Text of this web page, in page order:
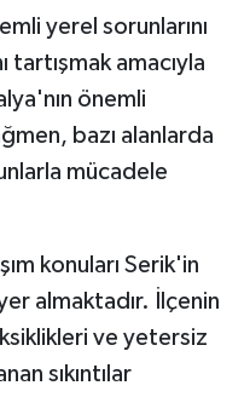
yerel sorunlarını
tartışmak amacıyla
önemli
bazı alanlarda
mücadele
konuları Serik'in
almaktadır. İlçenin
ve yetersiz
sıkıntılar